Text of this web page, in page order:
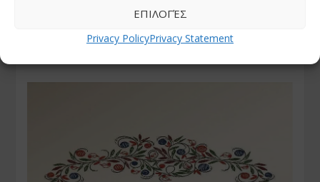
ΕΠΙΛΟΓΈΣ
Privacy PolicyPrivacy Statement